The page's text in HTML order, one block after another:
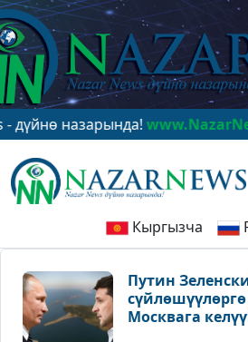
назарында!www.NazarNews.kg
Кыргызча
Путин
Москвага